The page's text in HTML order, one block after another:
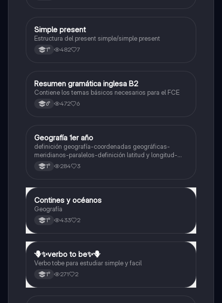
Inglés
Simple present
Estructura del present simple/simple present
1° 482 7
Inglés
Resumen gramática inglesa B2
Contiene los temas básicos necesarios para el FCE
6° 472 6
Geografía
Geografía 1er año
definición geografía-coordenadas geográficas-
meridianos-paralelos-definición latitud y longitud-
elementos del mapa-definición mapa-localización
relativa y absoluta
1° 284 3
Geografía
Contines y océanos
Geografía
1° 433 2
Inglés
🪻✨️verbo to be✨️🪻
Verbo tobe para estudiar simple y facil
1° 271 2